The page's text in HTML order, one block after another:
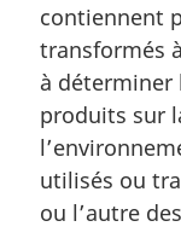
m
a
g
i
n
a
e
contiennent
transformés
à déterminer
produits sur
utilisés ou
ou l’autre